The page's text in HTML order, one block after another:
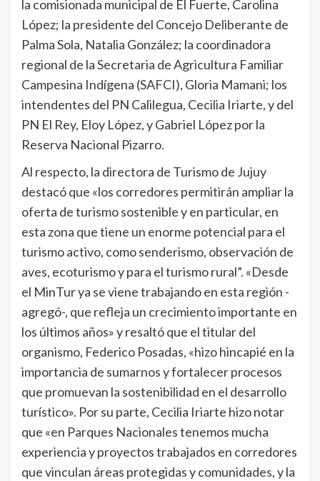
la comisionada municipal de El Fuerte, Carolina
López; la presidente del Concejo Deliberante de
Palma Sola, Natalia González; la coordinadora
regional de la Secretaria de Agricultura Familiar
Campesina Indígena (SAFCI), Gloria Mamani; los
intendentes del PN Calilegua, Cecilia Iriarte, y del
PN El Rey, Eloy López, y Gabriel López por la
Reserva Nacional Pizarro.
Al respecto, la directora de Turismo de Jujuy
destacó que «los corredores permitirán ampliar la
oferta de turismo sostenible y en particular, en
esta zona que tiene un enorme potencial para el
turismo activo, como senderismo, observación de
aves, ecoturismo y para el turismo rural”. «Desde
el MinTur ya se viene trabajando en esta región -
agregó-, que refleja un crecimiento importante en
los últimos años» y resaltó que el titular del
organismo, Federico Posadas, «hizo hincapié en la
importancia de sumarnos y fortalecer procesos
que promuevan la sostenibilidad en el desarrollo
turístico». Por su parte, Cecilia Iriarte hizo notar
que «en Parques Nacionales tenemos mucha
experiencia y proyectos trabajados en corredores
que vinculan áreas protegidas y comunidades, y la